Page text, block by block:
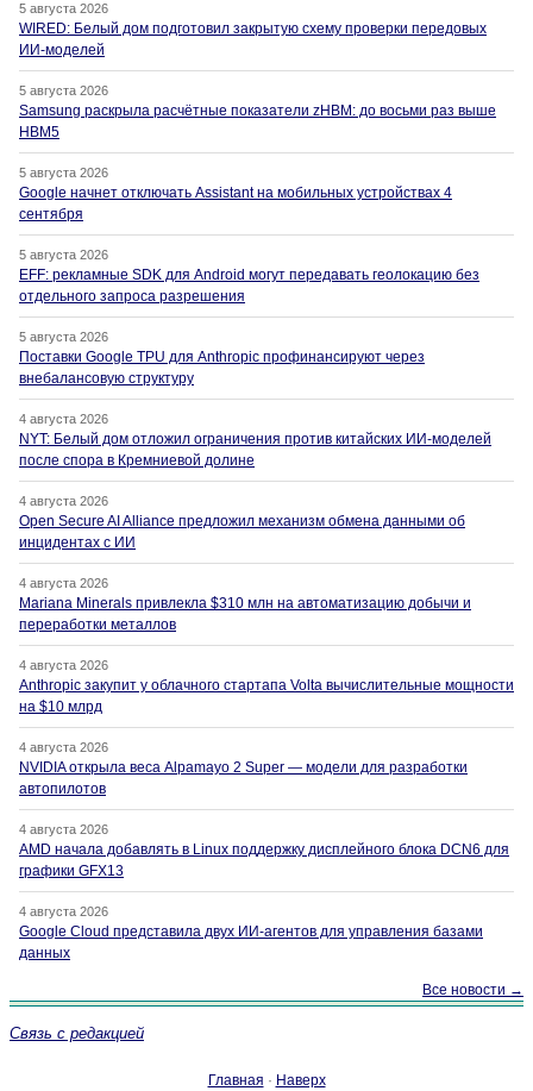
5 августа 2026
WIRED: Белый дом подготовил закрытую схему проверки передовых
ИИ-моделей
5 августа 2026
Samsung раскрыла расчётные показатели zHBM: до восьми раз выше
HBM5
5 августа 2026
Google начнет отключать Assistant на мобильных устройствах 4
сентября
5 августа 2026
EFF: рекламные SDK для Android могут передавать геолокацию без
отдельного запроса разрешения
5 августа 2026
Поставки Google TPU для Anthropic профинансируют через
внебалансовую структуру
4 августа 2026
NYT: Белый дом отложил ограничения против китайских ИИ-моделей
после спора в Кремниевой долине
4 августа 2026
Open Secure AI Alliance предложил механизм обмена данными об
инцидентах с ИИ
4 августа 2026
Mariana Minerals привлекла $310 млн на автоматизацию добычи и
переработки металлов
4 августа 2026
Anthropic закупит у облачного стартапа Volta вычислительные мощности
на $10 млрд
4 августа 2026
NVIDIA открыла веса Alpamayo 2 Super — модели для разработки
автопилотов
4 августа 2026
AMD начала добавлять в Linux поддержку дисплейного блока DCN6 для
графики GFX13
4 августа 2026
Google Cloud представила двух ИИ-агентов для управления базами
данных
Все новости →
Связь с редакцией
Главная · Наверх